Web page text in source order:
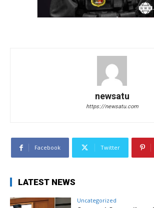
newsatu
https://newsatu.com
Facebook Twitter
LATEST NEWS
Uncategorized